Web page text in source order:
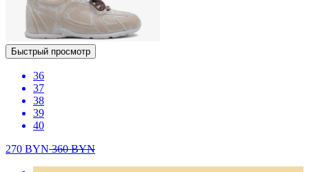
Быстрый просмотр
36
37
38
39
40
270 BYN360BYN